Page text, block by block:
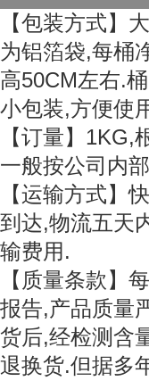
【包装方式】
为铝箔袋,每桶
高50CM左右.
小包装,方便使
【订量】
一般按公司内
【运输方式】
到达,物流五天
输费用.
【质量条款】
报告,产品质量
货后,经检测含
退换货.但据多